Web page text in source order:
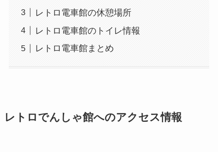
レトロ電車館の休憩場所
レトロ電車館のトイレ情報
レトロ電車館まとめ
レトロでんしゃ館へのアクセス情報